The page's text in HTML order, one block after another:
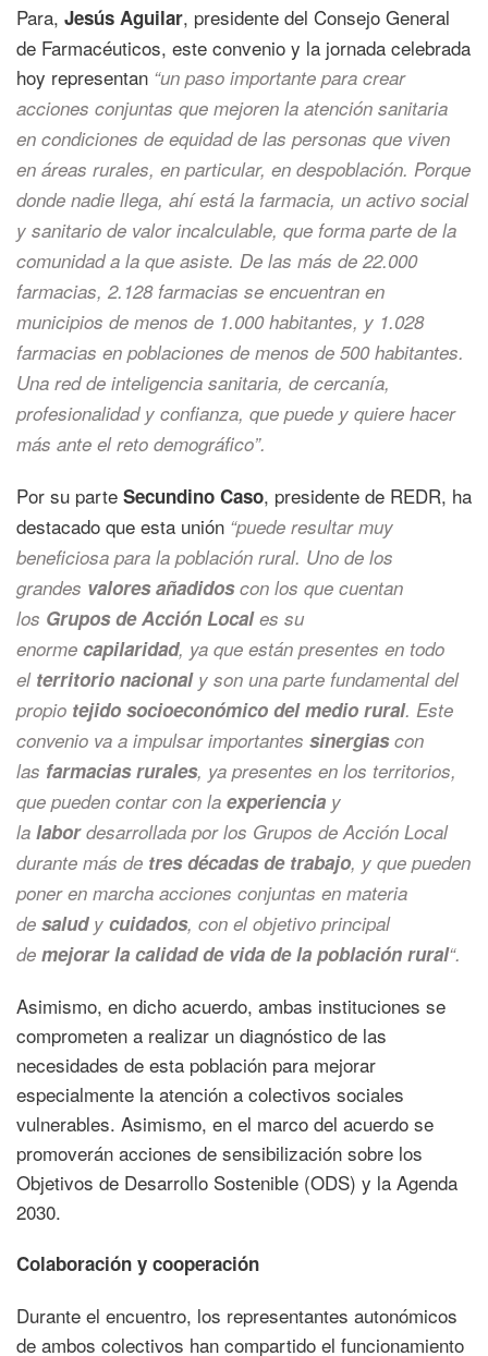
Para, Jesús Aguilar, presidente del Consejo General
de Farmacéuticos, este convenio y la jornada celebrada
hoy representan “un paso importante para crear
acciones conjuntas que mejoren la atención sanitaria
en condiciones de equidad de las personas que viven
en áreas rurales, en particular, en despoblación. Porque
donde nadie llega, ahí está la farmacia, un activo social
y sanitario de valor incalculable, que forma parte de la
comunidad a la que asiste. De las más de 22.000
farmacias, 2.128 farmacias se encuentran en
municipios de menos de 1.000 habitantes, y 1.028
farmacias en poblaciones de menos de 500 habitantes.
Una red de inteligencia sanitaria, de cercanía,
profesionalidad y confianza, que puede y quiere hacer
más ante el reto demográfico”.
Por su parte Secundino Caso, presidente de REDR, ha
destacado que esta unión “puede resultar muy
beneficiosa para la población rural. Uno de los
grandes valores añadidoscon los que cuentan
los Grupos de Acción Locales su
enorme capilaridad, ya que están presentes en todo
el territorio nacionaly son una parte fundamental del
propio tejido socioeconómico del medio rural. Este
convenio va a impulsar importantes sinergiascon
las farmacias rurales, ya presentes en los territorios,
que pueden contar con la experiencia y
la labordesarrollada por los Grupos de Acción Local
durante más de tres décadas de trabajo, y que pueden
poner en marcha acciones conjuntas en materia
de saludy cuidados, con el objetivo principal
de mejorar la calidad de vida de la población rural“.
Asimismo, en dicho acuerdo, ambas instituciones se
comprometen a realizar un diagnóstico de las
necesidades de esta población para mejorar
especialmente la atención a colectivos sociales
vulnerables. Asimismo, en el marco del acuerdo se
promoverán acciones de sensibilización sobre los
Objetivos de Desarrollo Sostenible (ODS) y la Agenda
2030.
Colaboración y cooperación
Durante el encuentro, los representantes autonómicos
de ambos colectivos han compartido el funcionamiento